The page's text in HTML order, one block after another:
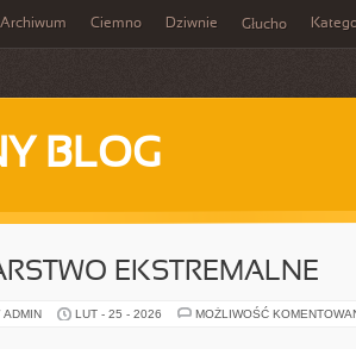
Archiwum Ciemno Dziwnie Głucho
BLOG
EKSTREMALNE
ADMIN LUT - 25 - 2026 MOŻLIWOŚĆ